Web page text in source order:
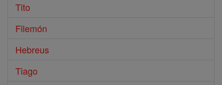
Tito
Filemón
Hebreus
Tiago